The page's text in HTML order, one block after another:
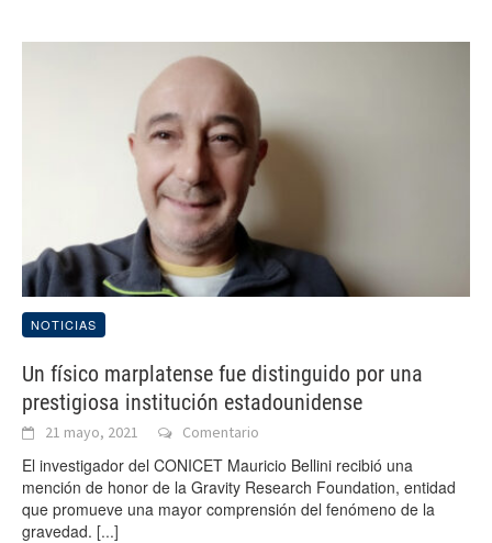
NOTICIAS
Un físico marplatense fue distinguido por una
prestigiosa institución estadounidense
21 mayo, 2021 Comentario
El investigador del CONICET Mauricio Bellini recibió una
mención de honor de la Gravity Research Foundation, entidad
que promueve una mayor comprensión del fenómeno de la
gravedad. [...]